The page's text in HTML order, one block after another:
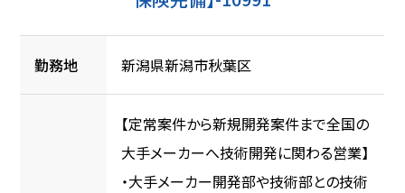
勤務地 新潟県新潟市秋葉区
【定常案件から新規開発案件まで全国の
大手メーカーへ技術開発に関わる営業】
・大手メーカー開発部や技術部との技術